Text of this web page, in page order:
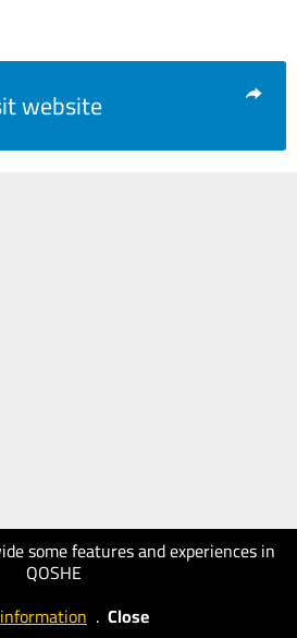
some features and experiences in
QOSHE
. Close
website